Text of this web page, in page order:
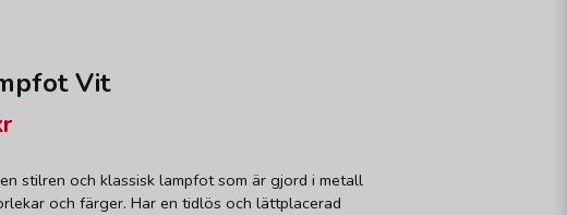
Vit
stilren och klassisk lampfot som är gjord i metall
och färger. Har en tidlös och lättplacerad